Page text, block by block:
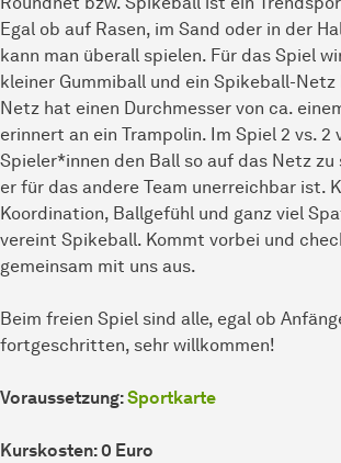
Egal ob auf Rasen, im Sand oder in der
kann man überall spielen. Für das Spiel
kleiner Gummiball und ein Spikeball-
Netz hat einen Durchmesser von ca.
erinnert an ein Trampolin. Im Spiel 2 vs. 2
Spieler*innen den Ball so auf das Netz zu
er für das andere Team unerreichbar ist.
Koordination, Ballgefühl und ganz viel
vereint Spikeball. Kommt vorbei und
gemeinsam mit uns aus.
Beim freien Spiel sind alle, egal ob
fortgeschritten, sehr willkommen!
Voraussetzung:Sportkarte
Kurskosten: 0 Euro